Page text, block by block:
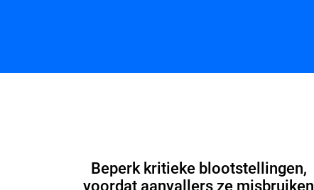
Beperk kritieke blootstellingen,
voordat aanvallers ze misbruiken